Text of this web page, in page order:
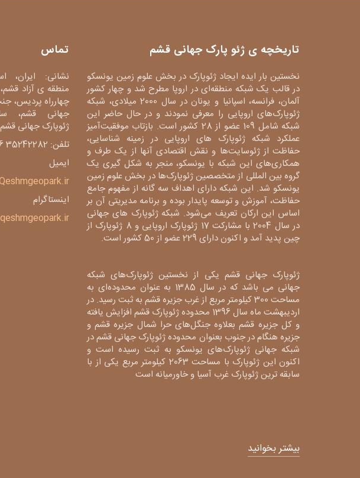
تاریخچه ی ژئو پارک جهانی قشم
نخستین بار ایده ایجاد ژئوپارک در بخش علوم زمین یونسکو
در قالب یک شبکه منطقه‌ای در اروپا مطرح شد و چهار کشور
آلمان، فرانسه، اسپانیا و یونان در سال 2000 میلادی، شبکه
ژئوپارک‌های اروپایی را معرفی نمودند و در حال حاضر این
شبکه شامل 109 عضو از 28 کشور است. بازتاب موفقیت‌آمیز
عملکرد شبکه ژئوپارک های اروپایی در زمینه شناسایی،
حفاظت از ژئوسایت‌ها و نقش اقتصادی آنها از یک طرف و
همکاری‌های این شبکه با یونسکو، منجر به شکل گیری یک
گروه بین المللی از متخصصین ژئوپارک‌ها در بخش علوم زمین
یونسکو شد. این شبکه دارای اهداف سه گانه از مفهوم جامع
حفاظت، آموزش و توسعه پایدار بوده و برنامه مدیریتی آن بر
اساس این ارکان تعریف می‌شود. شبکه ژئوپارک های جهانی
در سال 2004 با مشارکت 17 ژئوپارک اروپایی و 8 ژئوپارک از
چین پدید آمد و اکنون دارای 229 عضو از 50 کشور است.
ژئوپارک جهانی قشم یکی از نخستین ژئوپارک‌های شبکه
جهانی می باشد که در سال 1385 به عنوان محدوده‌ای به
مساحت 300 کیلومتر مربع از غرب جزیره قشم به ثبت رسید. در
اردیبهشت ماه سال 1396 محدوده ژئوپارک قشم افزایش یافته
و کل جزیره قشم بعلاوه جنگل‌های حرا شمال جزیره قشم و
جزیره هنگام در جنوب بعنوان محدوده ژئوپارک جهانی قشم در
شبکه جهانی ژئوپارک‌های یونسکو به ثبت رسیده است و
اکنون این ژئوپارک با مساحت 2063 کیلومتر مربع یکی از با
سابقه ترین ژئوپارک غرب آسیا و خاورمیانه است
بیشتر بخوانید
تماس
نشانی: ایران،
منطقه ی آزاد
چهارراه پردیس،
جهانی قشم،
ژئوپارک جهانی قشم
تلفن: 35242282 76 98
ایمیل
اینستاگرام